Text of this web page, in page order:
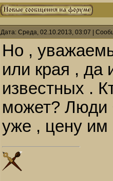
Дата: Среда, 02.10.2013, 03:07 |
Но ,
или края , да
известных .
может? Люди
уже , цену им